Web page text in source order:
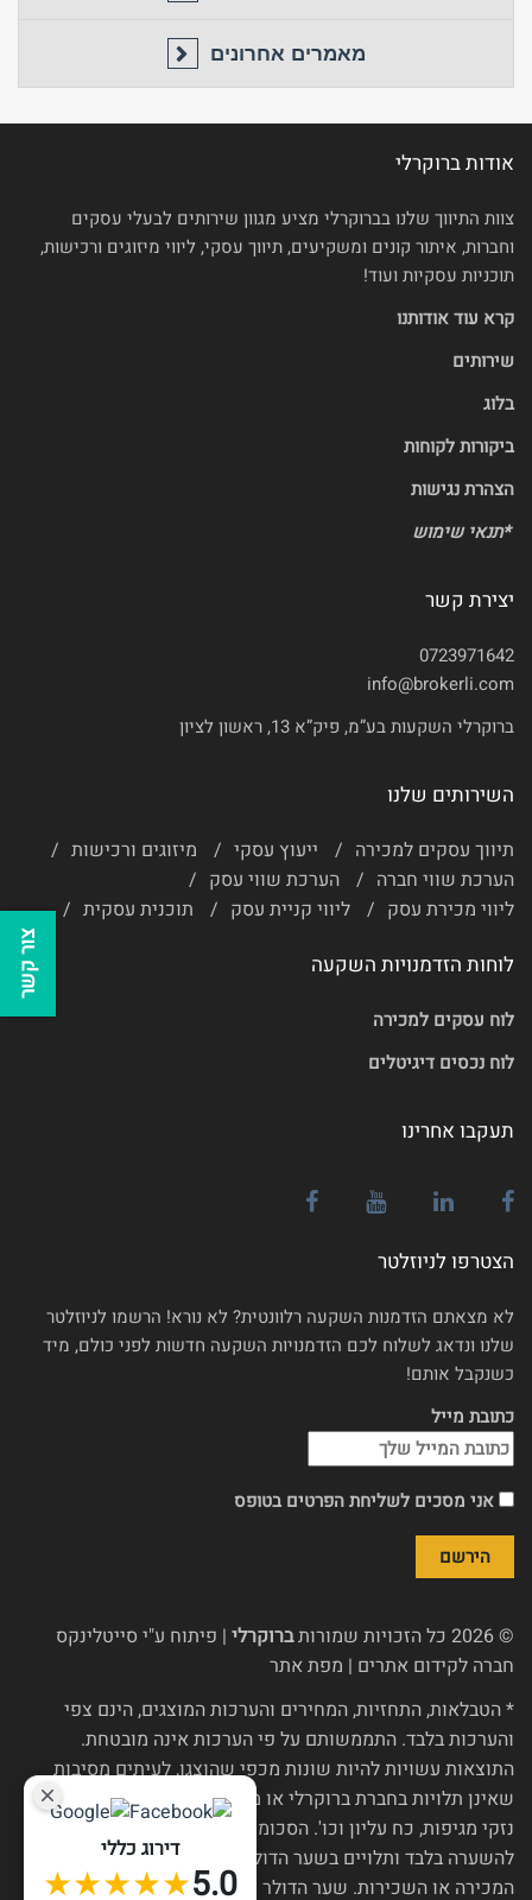
מאמרים אחרונים
אודות ברוקרלי
צוות התיווך שלנו בברוקרלי מציע מגוון שירותים לבעלי עסקים
וחברות, איתור קונים ומשקיעים, תיווך עסקי, ליווי מיזוגים ורכישות,
תוכניות עסקיות ועוד!
קרא עוד אודותנו
שירותים
בלוג
ביקורות לקוחות
הצהרת נגישות
*תנאי שימוש
יצירת קשר
0723971642
info@brokerli.com
ברוקרלי השקעות בע”מ, פיק”א 13, ראשון לציון
השירותים שלנו
תיווך עסקים למכירה ייעוץ עסקי
מיזוגים ורכישות
הערכת שווי חברה
הערכת שווי עסק
ליווי מכירת עסק
ליווי קניית עסק תוכנית עסקית
לוחות הזדמנויות השקעה
לוח עסקים למכירה
לוח נכסים דיגיטלים
תעקבו אחרינו
הצטרפו לניוזלטר
לא מצאתם הזדמנות השקעה רלוונטית? לא נורא! הרשמו לניוזלטר
שלנו ונדאג לשלוח לכם הזדמנויות השקעה חדשות לפני כולם, מיד
כשנקבל אותם!
כתובת מייל
אני מסכים לשליחת הפרטים בטופס
© 2026 כל הזכויות שמורות ברוקרלי | פיתוח ע"י סייטלינקס
חברה לקידום אתרים | מפת אתר
* הטבלאות, התחזיות, המחירים והערכות המוצגים, הינם צפי
והערכות בלבד. התממשותם על פי הערכות אינה מובטחת.
התוצאות עשויות להיות שונות מכפי שהוצגו, לעיתים מסיבות
שאינן תלויות בחברת ברוקרלי או מי מטעמה, כגון שינויי רגולציה,
נזקי מגיפות, כח עליון וכו'. הסכומים בש"ח, אם הוצגו, הינם
להשערה בלבד ותלויים בשער הדולר נכון ליום חלוקת כספי
המכירה או השכירות. שער הדולר צפוי להשתנות מעת לעת ואין
דירוג כללי
5.0
★★★★★
צור קשר